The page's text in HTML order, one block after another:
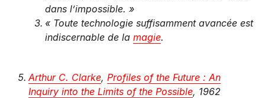
dans l’impossible. »
« Toute technologie suffisamment avancée est
indiscernable de la magie.
Arthur C. Clarke, Profiles of the Future : An
Inquiry into the Limits of the Possible, 1962